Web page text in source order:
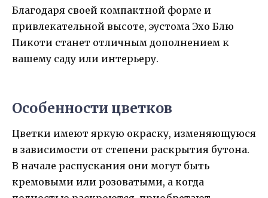
Благодаря своей компактной форме и
привлекательной высоте, эустома Эхо Блю
Пикоти станет отличным дополнением к
вашему саду или интерьеру.
Особенности цветков
Цветки имеют яркую окраску, изменяющуюся
в зависимости от степени раскрытия бутона.
В начале распускания они могут быть
кремовыми или розоватыми, а когда